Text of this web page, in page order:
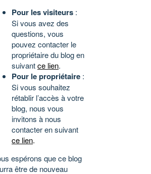
Pour les visiteurs :
Si vous avez des
questions, vous
pouvez contacter le
propriétaire du blog en
suivantce lien.
Pour le propriétaire :
Si vous souhaitez
rétablir l’accès à votre
blog, nous vous
invitons à nous
contacter en suivant
ce lien.
espérons que ce blog
être de nouveau